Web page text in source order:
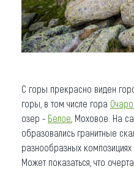
С горы прекрасно виден
горы, в том числе гора
озер - Белое , Моховое. На
образовались гранитные
разнообразных
Может показаться, что